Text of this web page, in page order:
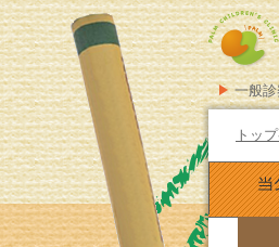
一般
トッ